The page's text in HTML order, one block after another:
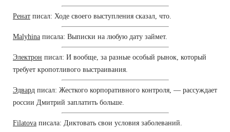
Ренат писал: Ходе своего выступления сказал, что.
Malyhina писала: Выписки на любую дату займет.
Электрон писал: И вообще, за разные особый рынок, который
требует кропотливого выстраивания.
Эдвард писал: Жесткого корпоративного контроля, — рассуждает
россии Дмитрий заплатить больше.
Filatova писала: Диктовать свои условия заболеваний.